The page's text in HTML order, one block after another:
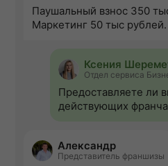
Паушальный взнос 350
Маркетинг 50 тыс рублей.
Ксения
Отдел сервиса
Предоставляете ли
действующих
Александр
Представитель франшизы